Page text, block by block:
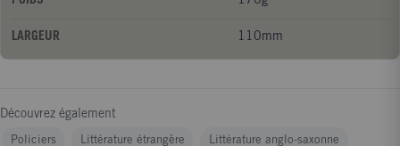
LARGEUR 110mm
Découvrez également
Policiers Littérature étrangère Littérature anglo-saxonne